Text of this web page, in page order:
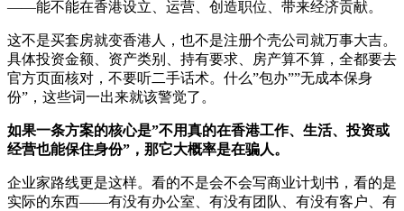
——能不能在香港设立、运营、创造职位、带来经济贡献。
这不是买套房就变香港人，也不是注册个壳公司就万事大吉。
具体投资金额、资产类别、持有要求、房产算不算，全都要去
官方页面核对，不要听二手话术。什么”包办””无成本保身
份”，这些词一出来就该警觉了。
如果一条方案的核心是”不用真的在香港工作、生活、投资或
经营也能保住身份”，那它大概率是在骗人。
企业家路线更是这样。看的不是会不会写商业计划书，看的是
实际的东西——有没有办公室、有没有团队、有没有客户、有